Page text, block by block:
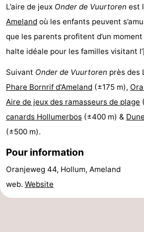
Piscines
-
Faire
vélo
-
Équitation
-
Peche
Sportive
-
Equitation
-
Promenade
sur
Observation
des
Boire
L’aire de jeux Onder de Vuurtoren est
Ameland où les enfants peuvent
que les parents profitent d’un
halte idéale pour les familles visitant l’
Suivant Onder de Vuurtoren près des
Phare Bornrif d'Ameland (±175 m),
Aire de jeux des ramasseurs de plage
canards Hollumerbos (±400 m) &
(±500 m).
Pour information
Oranjeweg 44, Hollum, Ameland
web. Website